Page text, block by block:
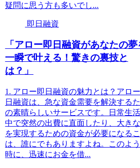
疑問に思う方も多いでし...
即日融資
「アロー即日融資があなたの夢
一瞬で叶える！驚きの裏技と
は？」
1. アロー即日融資の魅力とは？アロ
日融資は、急な資金需要を解決する
の素晴らしいサービスです。日常生
中で突然の出費に直面したり、大き
を実現するための資金が必要になる
は、誰にでもありますよね。このよ
時に、迅速にお金を借...